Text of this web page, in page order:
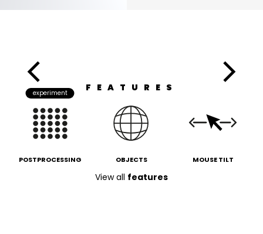
FEATURES
POSTPROCESSING
experiment
OBJECTS MOUSE TILT
View all features